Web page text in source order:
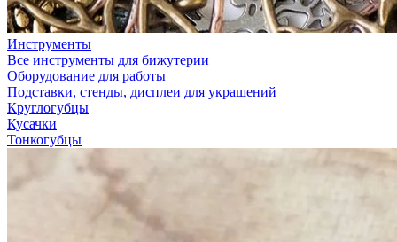
Инструменты
Все инструменты для бижутерии
Оборудование для работы
Подставки, стенды, дисплеи для украшений
Круглогубцы
Кусачки
Тонкогубцы